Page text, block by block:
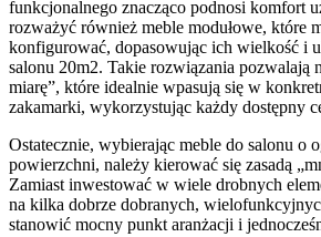
funkcjonalnego znacząco podnosi komfort
rozważyć również meble modułowe, które
konfigurować, dopasowując ich wielkość i
salonu 20m2. Takie rozwiązania pozwalają
miarę”, które idealnie wpasują się w
zakamarki, wykorzystując każdy dostępny
Ostatecznie, wybierając meble do salonu o
powierzchni, należy kierować się zasadą
Zamiast inwestować w wiele drobnych
na kilka dobrze dobranych,
stanowić mocny punkt aranżacji i